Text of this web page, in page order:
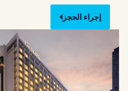
إجراء الحجز